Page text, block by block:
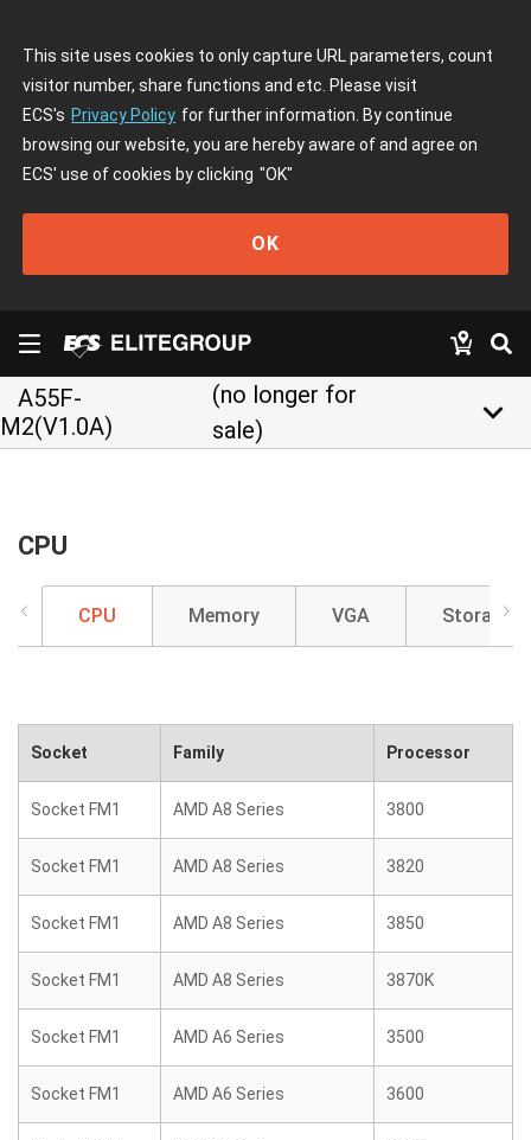
This site uses cookies to only capture URL parameters, count
visitor number, share functions and etc. Please visit
ECS's Privacy Policy for further information. By continue
browsing our website, you are hereby aware of and agree on
ECS' use of cookies by clicking "OK"
OK
A55F-
M2(V1.0A)
(no longer for
sale)
keyboard_arrow_down
CPU
CPU Memory VGA Storage
Socket Family Processor
Socket FM1 AMD A8 Series 3800
Socket FM1 AMD A8 Series 3820
Socket FM1 AMD A8 Series 3850
Socket FM1 AMD A8 Series 3870K
Socket FM1 AMD A6 Series 3500
Socket FM1 AMD A6 Series 3600